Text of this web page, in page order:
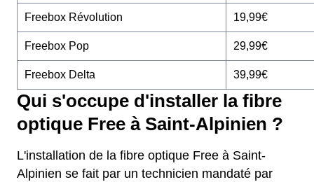
Freebox Révolution 19,99€
Freebox Pop 29,99€
Freebox Delta 39,99€
Qui s'occupe d'installer la fibre
optique Free à Saint-Alpinien ?
L'installation de la fibre optique Free à Saint-
Alpinien se fait par un technicien mandaté par